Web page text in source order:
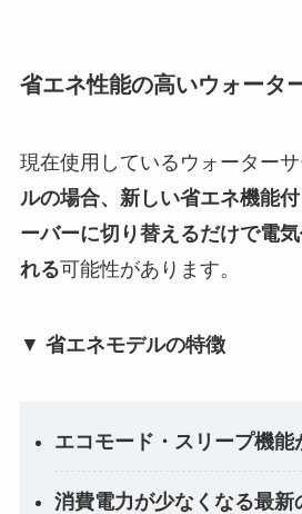
省エネ性能の高いウォータ
現在使用しているウォーター
ルの場合、新しい省エネ機能
ーバーに切り替えるだけで電
れる可能性があります。
▼ 省エネモデルの特徴
エコモード・スリープ機能
消費電力が少なくなる最新